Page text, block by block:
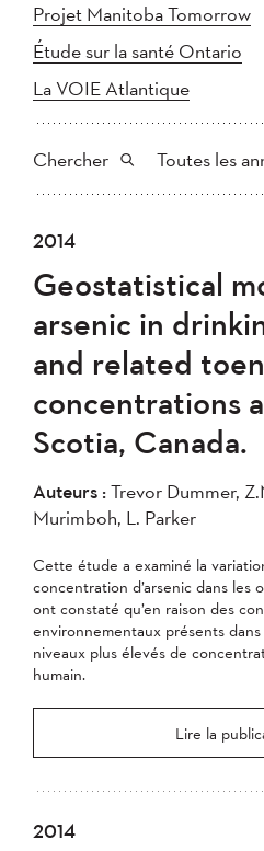
Projet Manitoba Tomorrow
Étude sur la santé Ontario
La VOIE Atlantique
Chercher Toutes les
Tout
2022
2020
2019
2017
2016
2014
2013
2011
2010
2007
2006
Plus récent au plus
Plus ancien au plus
2014
Geostatistical
arsenic in
and related
concentrations
Scotia, Canada.
Auteurs :Trevor Dummer,
Murimboh, L. Parker
Cette étude a examiné la
concentration d’arsenic dans les
ont constaté qu’en raison des
environnementaux présents dans
niveaux plus élevés de
humain.
Lire la
2014